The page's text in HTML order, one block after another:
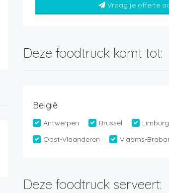
Vraag je offerte
Deze foodtruck komt tot:
België
Antwerpen Brussel
Limburg
Oost-Vlaanderen
Vlaams-
Deze foodtruck serveert: